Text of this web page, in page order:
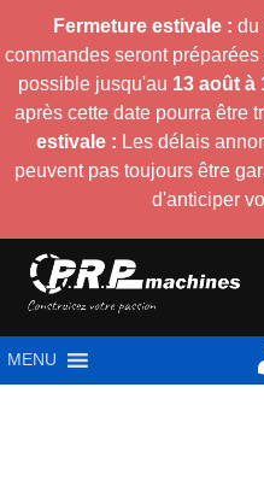
Fermeture estivale : du
commandes seront
possible jusqu'au 13 août à
après cette date pourra être
estivale : Les délais
peuvent pas toujours être
d'anticiper
MENU